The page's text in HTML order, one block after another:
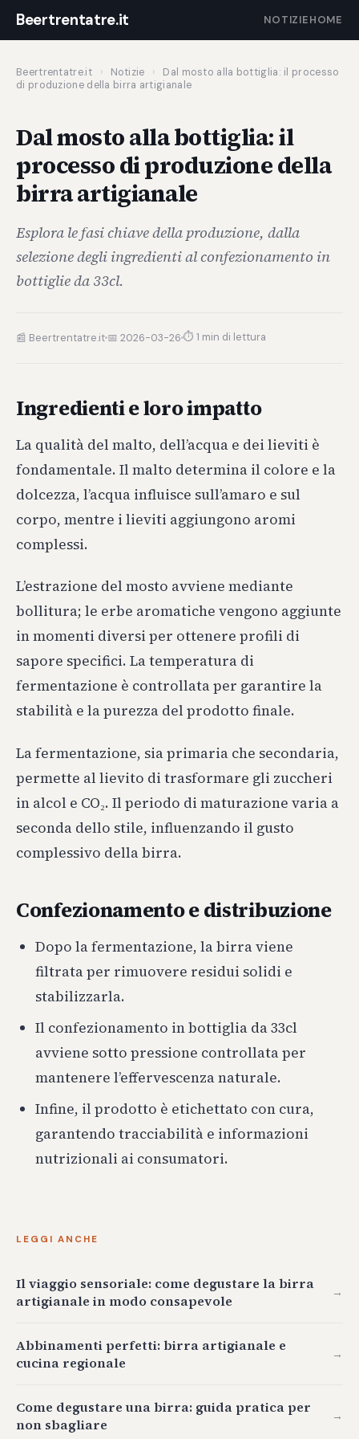
Beertrentatre.it NOTIZIEHOME
Beertrentatre.it › Notizie ›
Dal mosto alla bottiglia: il processo
di produzione della birra artigianale
Dal mosto alla bottiglia: il
processo di produzione della
birra artigianale
Esplora le fasi chiave della produzione, dalla
selezione degli ingredienti al confezionamento in
bottiglie da 33cl.
📰 Beertrentatre.it 📅 2026-03-26 ⏱ 1 min di lettura
Ingredienti e loro impatto
La qualità del malto, dell’acqua e dei lieviti è
fondamentale. Il malto determina il colore e la
dolcezza, l’acqua influisce sull’amaro e sul
corpo, mentre i lieviti aggiungono aromi
complessi.
L’estrazione del mosto avviene mediante
bollitura; le erbe aromatiche vengono aggiunte
in momenti diversi per ottenere profili di
sapore specifici. La temperatura di
fermentazione è controllata per garantire la
stabilità e la purezza del prodotto finale.
La fermentazione, sia primaria che secondaria,
permette al lievito di trasformare gli zuccheri
in alcol e CO₂. Il periodo di maturazione varia a
seconda dello stile, influenzando il gusto
complessivo della birra.
Confezionamento e distribuzione
Dopo la fermentazione, la birra viene
filtrata per rimuovere residui solidi e
stabilizzarla.
Il confezionamento in bottiglia da 33cl
avviene sotto pressione controllata per
mantenere l’effervescenza naturale.
Infine, il prodotto è etichettato con cura,
garantendo tracciabilità e informazioni
nutrizionali ai consumatori.
LEGGI ANCHE
Il viaggio sensoriale: come degustare la birra
artigianale in modo consapevole
→
Abbinamenti perfetti: birra artigianale e
cucina regionale
→
Come degustare una birra: guida pratica per
non sbagliare
→